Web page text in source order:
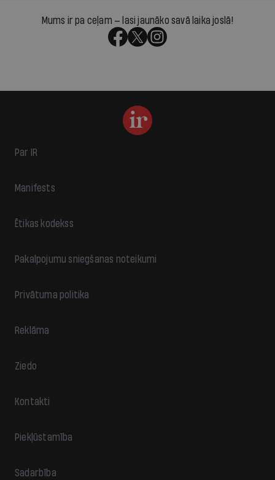
Mums ir pa ceļam — lasi jaunāko savā laika joslā!
Par IR
Manifests
Ētikas kodekss
Pakalpojumu sniegšanas noteikumi
Privātuma politika
Reklāma
Ziedo
Kontakti
Piekļūstamība
Sadarbība